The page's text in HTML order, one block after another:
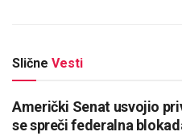
Slične Vesti
Američki Senat usvojio
se spreči federalna